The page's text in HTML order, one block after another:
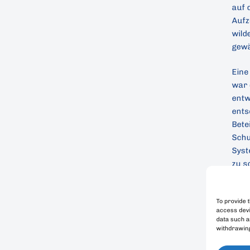
To provide
access
data such
auf
war
zu